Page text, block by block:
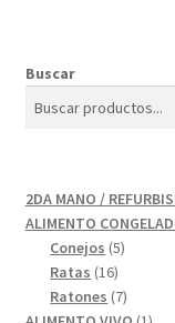
Buscar
2DA MANO /
ALIMENTO
Conejos 55
Ratas 1616
productos
Ratones 77